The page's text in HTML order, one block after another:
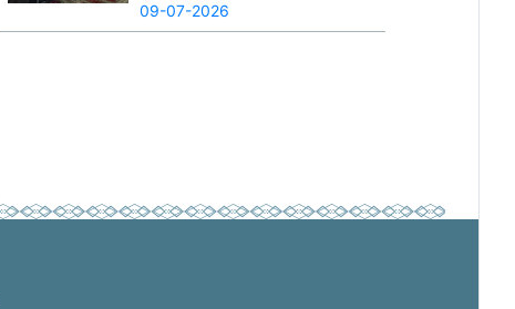
09-07-2026